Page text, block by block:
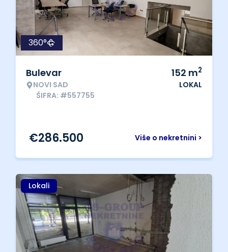
360°
Bulevar
NOVI SAD
ŠIFRA: #557755
152 m2
LOKAL
Više o nekretnini >
€286.500
Lokali